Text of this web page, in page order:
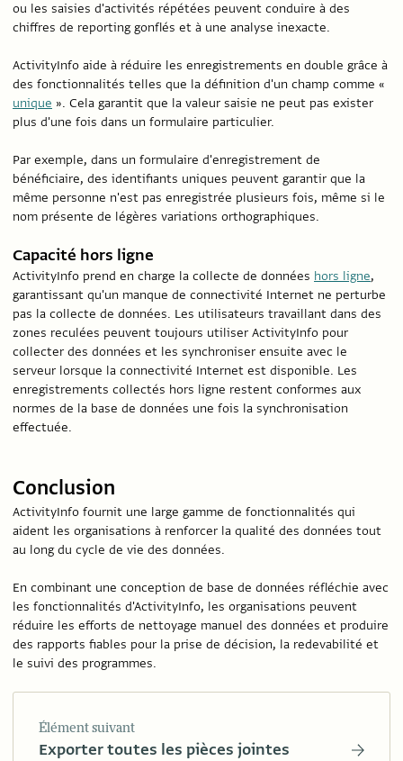
ou les saisies d'activités répétées peuvent conduire à des
chiffres de reporting gonflés et à une analyse inexacte.
ActivityInfo aide à réduire les enregistrements en double grâce à
des fonctionnalités telles que la définition d'un champ comme «
unique ». Cela garantit que la valeur saisie ne peut pas exister
plus d'une fois dans un formulaire particulier.
Par exemple, dans un formulaire d'enregistrement de
bénéficiaire, des identifiants uniques peuvent garantir que la
même personne n'est pas enregistrée plusieurs fois, même si le
nom présente de légères variations orthographiques.
Capacité hors ligne
ActivityInfo prend en charge la collecte de données hors ligne,
garantissant qu'un manque de connectivité Internet ne perturbe
pas la collecte de données. Les utilisateurs travaillant dans des
zones reculées peuvent toujours utiliser ActivityInfo pour
collecter des données et les synchroniser ensuite avec le
serveur lorsque la connectivité Internet est disponible. Les
enregistrements collectés hors ligne restent conformes aux
normes de la base de données une fois la synchronisation
effectuée.
Conclusion
ActivityInfo fournit une large gamme de fonctionnalités qui
aident les organisations à renforcer la qualité des données tout
au long du cycle de vie des données.
En combinant une conception de base de données réfléchie avec
les fonctionnalités d'ActivityInfo, les organisations peuvent
réduire les efforts de nettoyage manuel des données et produire
des rapports fiables pour la prise de décision, la redevabilité et
le suivi des programmes.
Élément suivant
Exporter toutes les pièces jointes